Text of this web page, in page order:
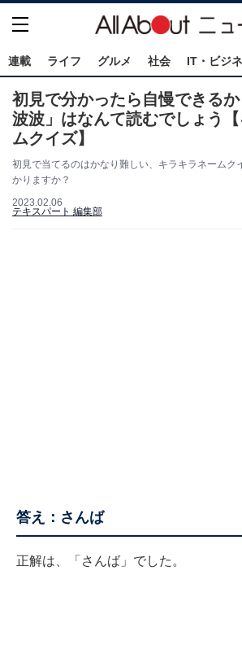
連載 ライフ グルメ 社会 IT・ビジ
初見で分かったら自慢できる
波波」はなんて読むでしょう
ムクイズ】
初見で当てるのはかなり難しい、キラキラネームク
かりますか？
2023.02.06
テキスパート 編集部
答え：さんば
正解は、「さんば」でした。